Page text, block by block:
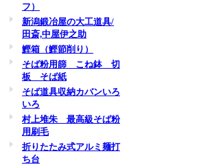
フ）
新潟鍛冶屋の大工道具/
田斎,中屋伊之助
鰹箱（鰹節削り）
そば粉用篩 こね鉢 切
板 そば紙
そば道具収納カバンいろ
いろ
村上堆朱 最高級そば粉
用刷毛
折りたたみ式アルミ麺打
ち台